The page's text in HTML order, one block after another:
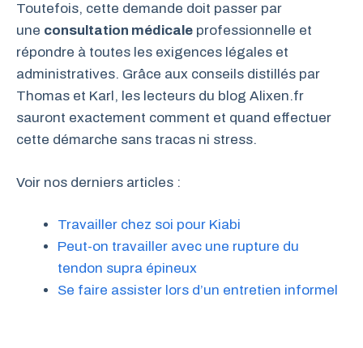
Toutefois, cette demande doit passer par
une consultation médicale professionnelle et
répondre à toutes les exigences légales et
administratives. Grâce aux conseils distillés par
Thomas et Karl, les lecteurs du blog Alixen.fr
sauront exactement comment et quand effectuer
cette démarche sans tracas ni stress.
Voir nos derniers articles :
Travailler chez soi pour Kiabi
Peut-on travailler avec une rupture du
tendon supra épineux
Se faire assister lors d’un entretien informel